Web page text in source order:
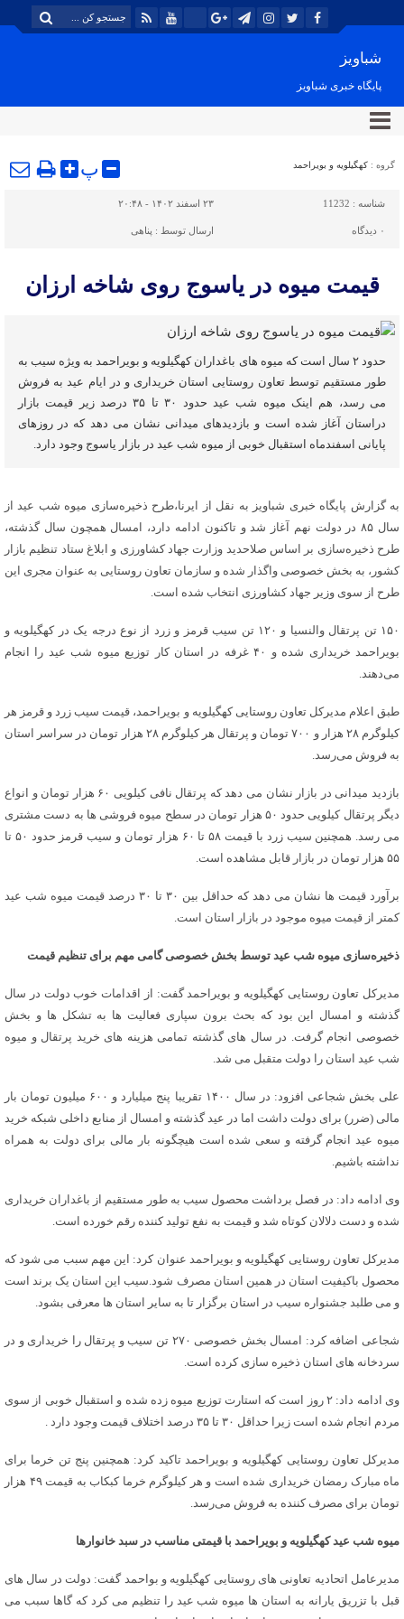
شباویز
پایگاه خبری شباویز
گروه : کهگیلویه و بویراحمد پ
شناسه : 11232 ۲۳ اسفند ۱۴۰۲ - ۲۰:۴۸
۰ دیدگاه ارسال توسط : پناهی
قیمت میوه در یاسوج روی شاخه ارزان
حدود ۲ سال است که میوه های باغداران کهگیلویه و بویراحمد به ویژه سیب به
طور مستقیم توسط تعاون روستایی استان خریداری و در ایام عید به فروش
می رسد، هم اینک میوه شب عید حدود ۳۰ تا ۳۵ درصد زیر قیمت بازار
دراستان آغاز شده است و بازدیدهای میدانی نشان می دهد که در روزهای
پایانی اسفندماه استقبال خوبی از میوه شب عید در بازار یاسوج وجود دارد.
به گزارش پایگاه خبری شباویز به نقل از ایرنا،طرح ذخیره‌سازی میوه شب عید از
سال ۸۵ در دولت نهم آغاز شد و تاکنون ادامه دارد، امسال همچون سال گذشته،
طرح ذخیره‌سازی بر اساس صلاحدید وزارت جهاد کشاورزی و ابلاغ ستاد تنظیم بازار
کشور، به بخش خصوصی واگذار شده و سازمان تعاون روستایی به عنوان مجری این
طرح از سوی وزیر جهاد کشاورزی انتخاب شده است.
۱۵۰ تن پرتقال والنسیا و ۱۲۰ تن سیب قرمز و زرد از نوع درجه یک در کهگیلویه و
بویراحمد خریداری شده و ۴۰ غرفه در استان کار توزیع میوه شب عید را انجام
می‌دهند.
طبق اعلام مدیرکل تعاون روستایی کهگیلویه و بویراحمد، قیمت سیب زرد و قرمز هر
کیلوگرم ۲۸ هزار و ۷۰۰ تومان و پرتقال هر کیلوگرم ۲۸ هزار تومان در سراسر استان
به فروش می‌رسد.
بازدید میدانی در بازار نشان می دهد که پرتقال نافی کیلویی ۶۰ هزار تومان و انواع
دیگر پرتقال کیلویی حدود ۵۰ هزار تومان در سطح میوه فروشی ها به دست مشتری
می رسد. همچنین سیب زرد با قیمت ۵۸ تا ۶۰ هزار تومان و سیب قرمز حدود ۵۰ تا
۵۵ هزار تومان در بازار قابل مشاهده است.
برآورد قیمت ها نشان می دهد که حداقل بین ۳۰ تا ۳۰ درصد قیمت میوه شب عید
کمتر از قیمت میوه موجود در بازار استان است.
ذخیره‌سازی میوه شب عید توسط بخش خصوصی گامی مهم برای تنظیم قیمت
مدیرکل تعاون روستایی کهگیلویه و بویراحمد گفت: از اقدامات خوب دولت در سال
گذشته و امسال این بود که بحث برون سپاری فعالیت ها به تشکل ها و بخش
خصوصی انجام گرفت. در سال های گذشته تمامی هزینه های خرید پرتقال و میوه
شب عید استان را دولت متقبل می شد.
علی بخش شجاعی افزود: در سال ۱۴۰۰ تقریبا پنج میلیارد و ۶۰۰ میلیون تومان بار
مالی (ضرر) برای دولت داشت اما در عید گذشته و امسال از منابع داخلی شبکه خرید
میوه عید انجام گرفته و سعی شده است هیچگونه بار مالی برای دولت به همراه
نداشته باشیم.
وی ادامه داد: در فصل برداشت محصول سیب به طور مستقیم از باغداران خریداری
شده و دست دلالان کوتاه شد و قیمت به نفع تولید کننده رقم خورده است.
مدیرکل تعاون روستایی کهگیلویه و بویراحمد عنوان کرد: این مهم سبب می شود که
محصول باکیفیت استان در همین استان مصرف شود.سیب این استان یک برند است
و می طلبد جشنواره سیب در استان برگزار تا به سایر استان ها معرفی بشود.
شجاعی اضافه کرد: امسال بخش خصوصی ۲۷۰ تن سیب و پرتقال را خریداری و در
سردخانه های استان ذخیره سازی کرده است.
وی ادامه داد: ۲ روز است که استارت توزیع میوه زده شده و استقبال خوبی از سوی
مردم انجام شده است زیرا حداقل ۳۰ تا ۳۵ درصد اختلاف قیمت وجود دارد .
مدیرکل تعاون روستایی کهگیلویه و بویراحمد تاکید کرد: همچنین پنج تن خرما برای
ماه مبارک رمضان خریداری شده است و هر کیلوگرم خرما کبکاب به قیمت ۴۹ هزار
تومان برای مصرف کننده به فروش می‌رسد.
میوه شب عید کهگیلویه و بویراحمد با قیمتی مناسب در سبد خانوارها
مدیرعامل اتحادیه تعاونی های روستایی کهگیلویه و بواحمد گفت: دولت در سال های
قبل با تزریق یارانه به استان ها میوه شب عید را تنظیم می کرد که گاها سبب می